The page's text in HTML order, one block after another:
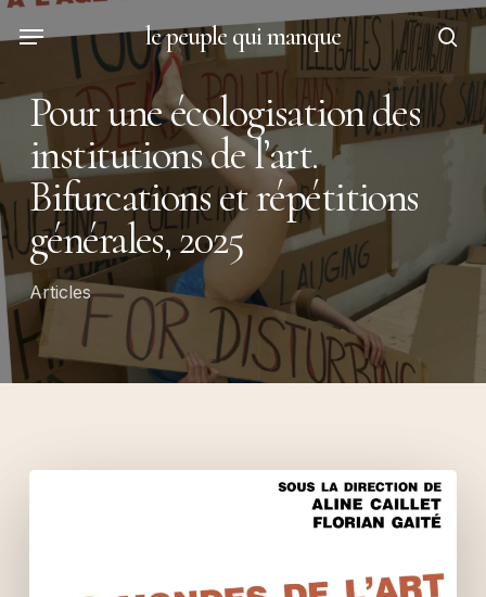
Skip
to
content
le peuple qui manque
Menu
Pour une écologisation des
institutions de l’art.
Bifurcations et répétitions
générales, 2025
Articles